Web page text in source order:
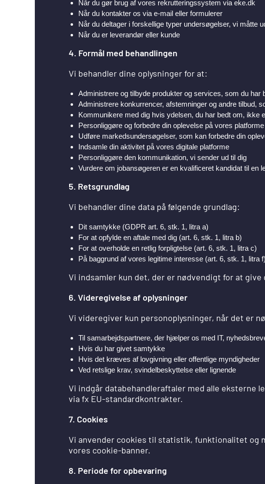
Når du gør brug af vores rekrutteringssystem via eke.dk
Når du kontakter os via e-mail eller formulerer
Når du deltager i forskellige typer undersøgelser, vi måtte
Når du er leverandør eller kunde
4. Formål med behandlingen
Vi behandler dine oplysninger for at:
Administrere og tilbyde produkter og services, som du har
Administrere konkurrencer, afstemninger og andre tilbud,
Kommunikere med dig hvis ydelsen, du har bedt om, ikke
Personliggøre og forbedre din oplevelse på vores platforme
Udføre markedsundersøgelser, som kan forbedre din
Indsamle din aktivitet på vores digitale platforme
Personliggøre den kommunikation, vi sender ud til dig
Vurdere om jobansøgeren er en kvalificeret kandidat til en
5. Retsgrundlag
Vi behandler dine data på følgende grundlag:
Dit samtykke (GDPR art. 6, stk. 1, litra a)
For at opfylde en aftale med dig (art. 6, stk. 1, litra b)
For at overholde en retlig forpligtelse (art. 6, stk. 1, litra c)
På baggrund af vores legitime interesse (art. 6, stk. 1, litra f)
Vi indsamler kun det, der er nødvendigt for at give
6. Videregivelse af oplysninger
Vi videregiver kun personoplysninger, når det er
Til samarbejdspartnere, der hjælper os med IT,
Hvis du har givet samtykke
Hvis det kræves af lovgivning eller offentlige myndigheder
Ved retslige krav, svindelbeskyttelse eller lignende
Vi indgår databehandleraftaler med alle eksterne
via fx EU-standardkontrakter.
7. Cookies
Vi anvender cookies til statistik, funktionalitet og
vores cookie-banner.
8. Periode for opbevaring